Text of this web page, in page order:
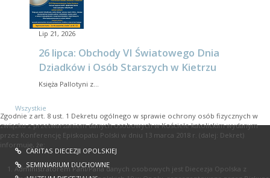
Lip 21, 2026
26 lipca: Obchody VI Światowego Dnia
Dziadków i Osób Starszych w Kietrzu
Księża Pallotyni z…
Wszystkie
CARITAS DIECEZJI OPOLSKIEJ
SEMINIARIUM DUCHOWNE
Zgodnie z art. 8 ust. 1 Dekretu ogólnego w sprawie ochrony osób fizycznych w
związku z przetwarzaniem danych osobowych w Kościele katolickim wydanym
przez Konferencję Episkopatu Polski w dniu 13 marca 2018 r. (dalej: Dekret)
informuję, że:
Administratorem Pani/Pana danych osobowych jest Diecezja Opolska z